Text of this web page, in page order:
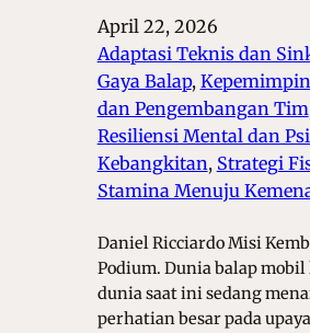
April 22, 2026
Adaptasi Teknis dan
Gaya Balap,
dan Pengembangan Tim
Resiliensi Mental dan
Kebangkitan, Strategi
Stamina Menuju
Daniel Ricciardo Misi
Podium. Dunia balap mobil
dunia saat ini sedang
perhatian besar pada upaya